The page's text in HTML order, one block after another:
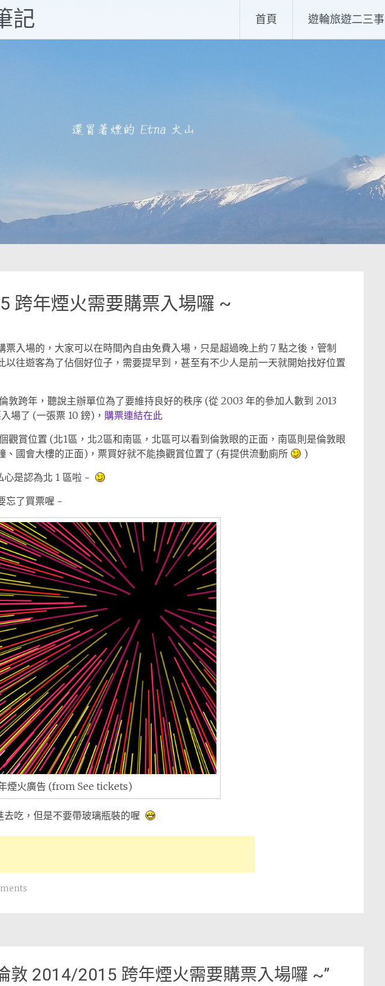
記 首頁 遊輪旅遊二三事
跨年煙火需要購票入場囉 ~
票入場的，大家可以在時間內自由免費入場，只是超過晚上約 7 點之後，管制
以往遊客為了佔個好位子，需要提早到，甚至有不少人是前一天就開始找好位置
敦跨年，聽說主辦單位為了要維持良好的秩序 (從 2003 年的參加人數到 2013
場了 (一張票 10 鎊)， 購票連結在此
觀賞位置 (北1區，北2區和南區，北區可以看到倫敦眼的正面，南區則是倫敦眼
、國會大樓的正面)，票買好就不能換觀賞位置了 (有提供流動廁所
)
是認為北 1 區啦 ~
忘了買票喔 ~
煙火廣告 (from See tickets)
吃，但是不要帶玻璃瓶裝的喔
敦 2014/2015 跨年煙火需要購票入場囉 ~”